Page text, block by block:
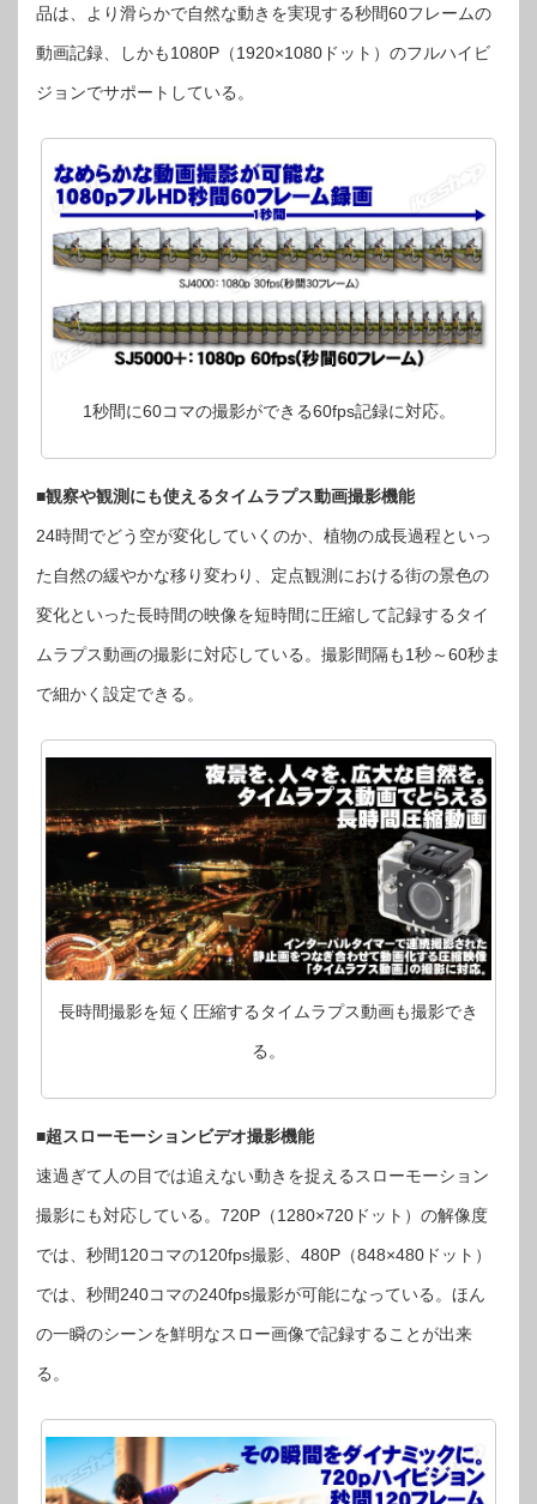
品は、より滑らかで自然な動きを実現する秒間60フレームの
動画記録、しかも1080P（1920×1080ドット）のフルハイビ
ジョンでサポートしている。
1秒間に60コマの撮影ができる60fps記録に対応。
■観察や観測にも使えるタイムラプス動画撮影機能
24時間でどう空が変化していくのか、植物の成長過程といっ
た自然の緩やかな移り変わり、定点観測における街の景色の
変化といった長時間の映像を短時間に圧縮して記録するタイ
ムラプス動画の撮影に対応している。撮影間隔も1秒～60秒ま
で細かく設定できる。
長時間撮影を短く圧縮するタイムラプス動画も撮影でき
る。
■超スローモーションビデオ撮影機能
速過ぎて人の目では追えない動きを捉えるスローモーション
撮影にも対応している。720P（1280×720ドット）の解像度
では、秒間120コマの120fps撮影、480P（848×480ドット）
では、秒間240コマの240fps撮影が可能になっている。ほん
の一瞬のシーンを鮮明なスロー画像で記録することが出来
る。